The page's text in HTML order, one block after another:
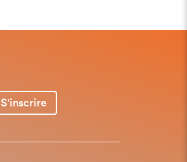
S'inscrire